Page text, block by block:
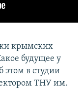
крымских
будущее у
этом в студии
ТНУ им.